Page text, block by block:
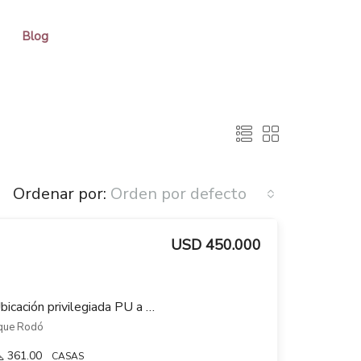
Blog
Ordenar por: Orden por defecto
Nuevo en el mercado! Ubicación privilegiada PU a metros de Rambla de Parque Rodó
USD 450.000
Rodó
361.00 CASAS